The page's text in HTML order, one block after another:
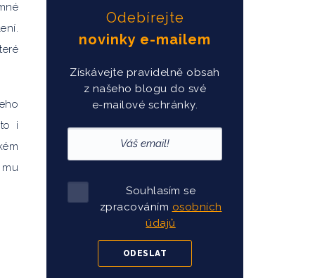
i
Odebírejte
novinky e-mailem
Získávejte pravidelně obsah
z našeho blogu do své
e-mailové schránky.
Souhlasím se
zpracováním osobních
údajů